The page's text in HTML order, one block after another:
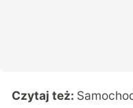
Czytaj też: